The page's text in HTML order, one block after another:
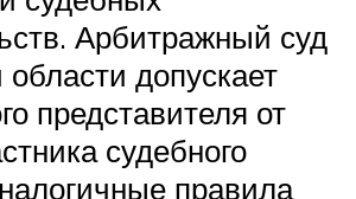
Арбитражный суд
допускает
представителя от
судебного
правила